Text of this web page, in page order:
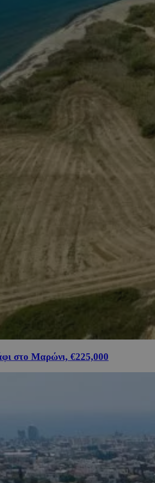
στο Μαρώνι, €225,000